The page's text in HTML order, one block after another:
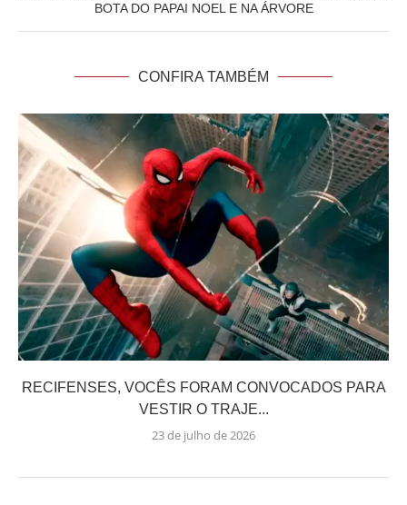
BOTA DO PAPAI NOEL E NA ÁRVORE
CONFIRA TAMBÉM
RECIFENSES, VOCÊS FORAM CONVOCADOS PARA
VESTIR O TRAJE...
23 de julho de 2026